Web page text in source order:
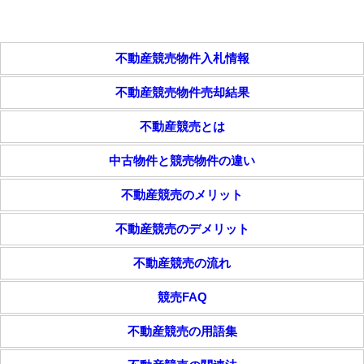
不動産競売物件入札情報
不動産競売物件売却結果
不動産競売とは
中古物件と競売物件の違い
不動産競売のメリット
不動産競売のデメリット
不動産競売の流れ
競売FAQ
不動産競売の用語集